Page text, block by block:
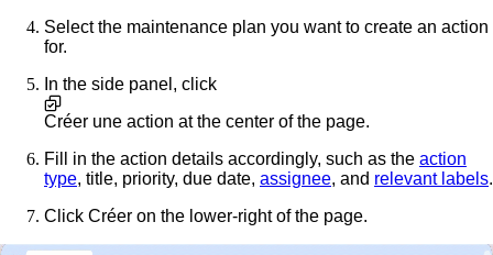
Select the maintenance plan you want to create an action
for.
In the side panel, click
Créer une action at the center of the page.
Fill in the action details accordingly, such as the action
type, title, priority, due date, assignee, and relevant labels.
Click Créer on the lower-right of the page.